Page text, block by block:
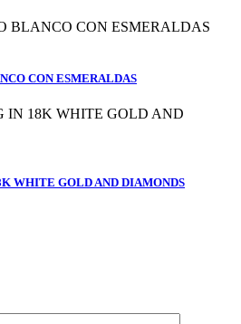
CON ESMERALDAS
WHITE GOLD AND DIAMONDS